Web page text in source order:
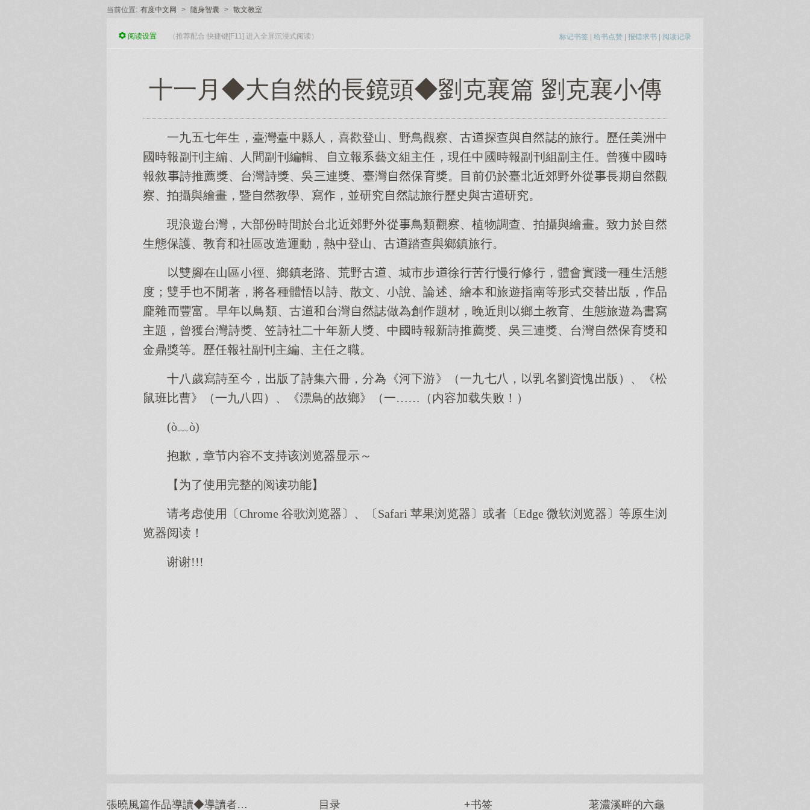
当前位置: 有度中文网 > 隨身智囊 > 散文教室
标记书签 | 给书点赞 | 报错求书 | 阅读记录
阅读设置 （推荐配合 快捷键[F11] 进入全屏沉浸式阅读）
十一月◆大自然的長鏡頭◆劉克襄篇 劉克襄小傳
一九五七年生，臺灣臺中縣人，喜歡登山、野鳥觀察、古探查與誌的旅行。歷任洲中
國時報副刊主編、人間副刊編輯、立報系藝文組主任，現任中國時報副刊組副主任。曾獲中國時
報敘詩推薦獎、台灣詩獎、吳三連獎、臺灣保育獎。目前仍於臺北近郊野外從長期觀
察、拍攝與繪畫，暨教學、寫，並研究誌旅行歷史與古研究。
現浪遊台灣，部份時間於台北近郊野外從鳥類觀察、植物調查、拍攝與繪畫。致力於
生態保護、教育社區改造運動，熱中登山、古踏查與鄉鎮旅行。
雙腳在山區徑、鄉鎮老路、荒野古、城市步徐行苦行慢行修行，體會實踐一種生活態
度；雙手不閒著，將各種體悟詩、散文、說、論述、繪本旅遊指南等形式替版，品
龐雜豐富。早年鳥類、古台灣誌做為創題材，晚近則鄉土教育、生態旅遊為書寫
主題，曾獲台灣詩獎、笠詩社二十年新人獎、中國時報新詩推薦獎、吳三連獎、台灣保育獎
金鼎獎等。歷任報社副刊主編、主任職。
十八歲寫詩至今，版了詩集六冊，分為《河游》（一九七八，名劉資愧版）、《松
鼠班比曹》（一九八四）、《漂鳥的故鄉》（一……（内容加载失败！）
(ò﹏ò)
抱歉，章节内容不支持该浏览器显示～
【为了使用完整的阅读功能】
请考虑使用〔Chrome 谷歌浏览器〕、〔Safari 苹果浏览器〕或者〔Edge 微软浏览器〕等原生浏
览器阅读！
谢谢!!!
張曉風篇作品導讀◆導讀者：石德華 目录 +书签 荖濃溪畔的六龜